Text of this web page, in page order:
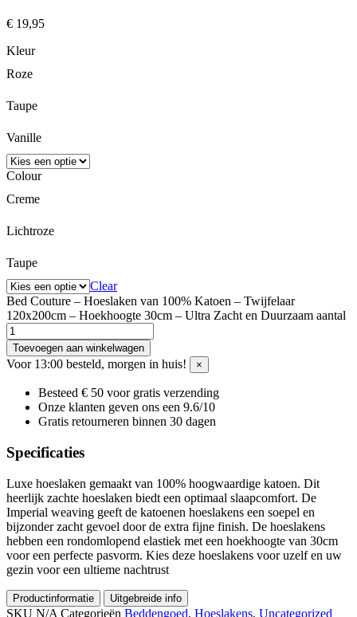
€ 19,95
Kleur
Roze
Taupe
Vanille
Colour
Creme
Lichtroze
Taupe
Clear
Bed Couture – Hoeslaken van 100% Katoen – Twijfelaar
120x200cm – Hoekhoogte 30cm – Ultra Zacht en Duurzaam aantal
Toevoegen aan winkelwagen
Voor 13:00 besteld, morgen in huis! ×
Besteed € 50 voor gratis verzending
Onze klanten geven ons een 9.6/10
Gratis retourneren binnen 30 dagen
Specificaties
Luxe hoeslaken gemaakt van 100% hoogwaardige katoen. Dit
heerlijk zachte hoeslaken biedt een optimaal slaapcomfort. De
Imperial weaving geeft de katoenen hoeslakens een soepel en
bijzonder zacht gevoel door de extra fijne finish. De hoeslakens
hebben een rondomlopend elastiek met een hoekhoogte van 30cm
voor een perfecte pasvorm. Kies deze hoeslakens voor uzelf en uw
gezin voor een ultieme nachtrust
Productinformatie Uitgebreide info
SKU N/A Categorieën Beddengoed, Hoeslakens, Uncategorized